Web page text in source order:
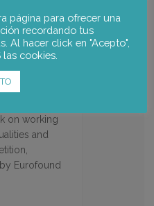
work
of the impact
on working
and
Eurofound
página para ofrecer una
recordando tus
Al hacer click en "Acepto",
cookies.